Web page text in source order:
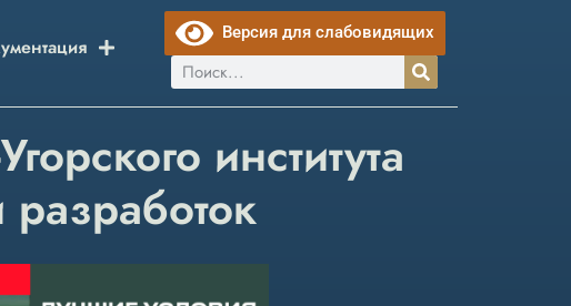
Версия для слабовидящих
института